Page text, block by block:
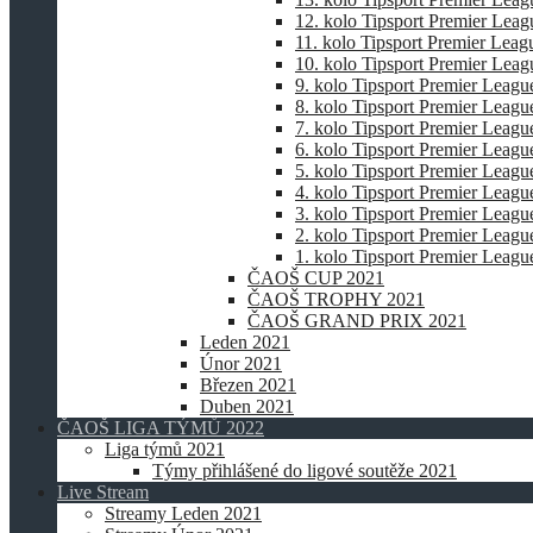
12. kolo Tipsport Premier
11. kolo Tipsport Premier
10. kolo Tipsport Premier
9. kolo Tipsport Premier
8. kolo Tipsport Premier
7. kolo Tipsport Premier
6. kolo Tipsport Premier
5. kolo Tipsport Premier
4. kolo Tipsport Premier
3. kolo Tipsport Premier
2. kolo Tipsport Premier
1. kolo Tipsport Premier
ČAOŠ CUP 2021
ČAOŠ TROPHY 2021
ČAOŠ GRAND PRIX 2021
Leden 2021
Únor 2021
Březen 2021
Duben 2021
ČAOŠ LIGA TÝMŮ 2022
Liga týmů 2021
Týmy přihlášené do ligové soutěže 2021
Live Stream
Streamy Leden 2021